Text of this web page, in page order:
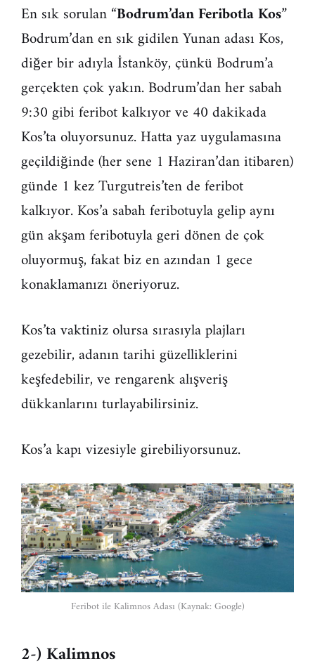
En sık sorulan “Bodrum’dan Feribotla Kos”
Bodrum’dan en sık gidilen Yunan adası Kos,
diğer bir adıyla İstanköy, çünkü Bodrum’a
gerçekten çok yakın. Bodrum’dan her sabah
9:30 gibi feribot kalkıyor ve 40 dakikada
Kos’ta oluyorsunuz. Hatta yaz uygulamasına
geçildiğinde (her sene 1 Haziran’dan itibaren)
günde 1 kez Turgutreis’ten de feribot
kalkıyor. Kos’a sabah feribotuyla gelip aynı
gün akşam feribotuyla geri dönen de çok
oluyormuş, fakat biz en azından 1 gece
konaklamanızı öneriyoruz.
Kos’ta vaktiniz olursa sırasıyla plajları
gezebilir, adanın tarihi güzelliklerini
keşfedebilir, ve rengarenk alışveriş
dükkanlarını turlayabilirsiniz.
Kos’a kapı vizesiyle girebiliyorsunuz.
Feribot ile Kalimnos Adası (Kaynak: Google)
2-) Kalimnos